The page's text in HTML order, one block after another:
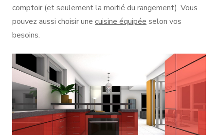
comptoir (et seulement la moitié du rangement). Vous
pouvez aussi choisir une cuisine équipée selon vos
besoins.